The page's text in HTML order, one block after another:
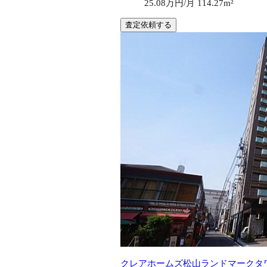
25.08万円/月 114.27m²
査定依頼する
クレアホームズ松山ランドマークタ